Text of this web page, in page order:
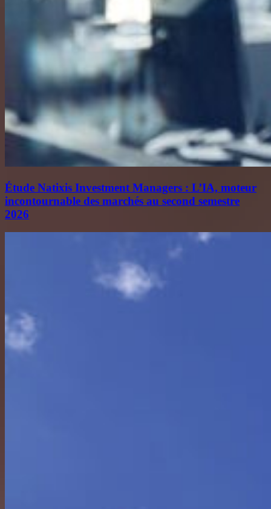
Étude Natixis Investment Managers : L’IA, moteur
incontournable des marchés au second semestre
2026